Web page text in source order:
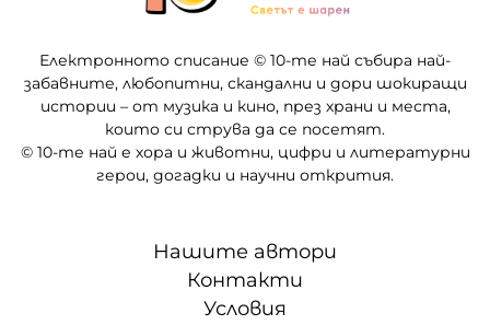
Електронното списание © 10-те най събира най-
забавните, любопитни, скандални и дори шокиращи
истории – от музика и кино, през храни и места,
които си струва да се посетят.
© 10-те най е хора и животни, цифри и литературни
герои, догадки и научни открития.
Нашите автори
Контакти
Условия